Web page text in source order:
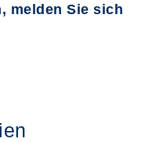
melden Sie sich